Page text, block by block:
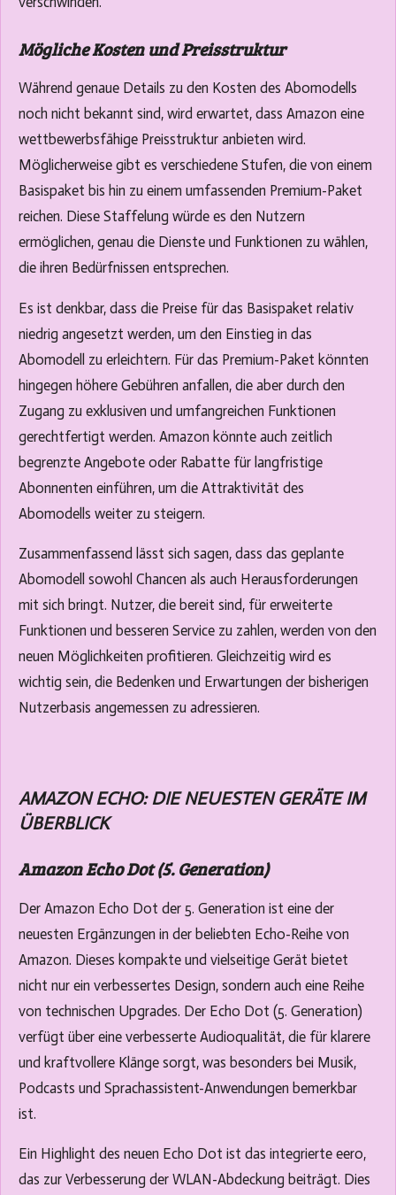
Mögliche Kosten und Preisstruktur
Während genaue Details zu den Kosten des Abomodells
noch nicht bekannt sind, wird erwartet, dass Amazon eine
wettbewerbsfähige Preisstruktur anbieten wird.
Möglicherweise gibt es verschiedene Stufen, die von einem
Basispaket bis hin zu einem umfassenden Premium-Paket
reichen. Diese Staffelung würde es den Nutzern
ermöglichen, genau die Dienste und Funktionen zu wählen,
die ihren Bedürfnissen entsprechen.
Es ist denkbar, dass die Preise für das Basispaket relativ
niedrig angesetzt werden, um den Einstieg in das
Abomodell zu erleichtern. Für das Premium-Paket könnten
hingegen höhere Gebühren anfallen, die aber durch den
Zugang zu exklusiven und umfangreichen Funktionen
gerechtfertigt werden. Amazon könnte auch zeitlich
begrenzte Angebote oder Rabatte für langfristige
Abonnenten einführen, um die Attraktivität des
Abomodells weiter zu steigern.
Zusammenfassend lässt sich sagen, dass das geplante
Abomodell sowohl Chancen als auch Herausforderungen
mit sich bringt. Nutzer, die bereit sind, für erweiterte
Funktionen und besseren Service zu zahlen, werden von den
neuen Möglichkeiten profitieren. Gleichzeitig wird es
wichtig sein, die Bedenken und Erwartungen der bisherigen
Nutzerbasis angemessen zu adressieren.
AMAZON ECHO: DIE NEUESTEN GERÄTE IM
ÜBERBLICK
Amazon Echo Dot (5. Generation)
Der Amazon Echo Dot der 5. Generation ist eine der
neuesten Ergänzungen in der beliebten Echo-Reihe von
Amazon. Dieses kompakte und vielseitige Gerät bietet
nicht nur ein verbessertes Design, sondern auch eine Reihe
von technischen Upgrades. Der Echo Dot (5. Generation)
verfügt über eine verbesserte Audioqualität, die für klarere
und kraftvollere Klänge sorgt, was besonders bei Musik,
Podcasts und Sprachassistent-Anwendungen bemerkbar
ist.
Ein Highlight des neuen Echo Dot ist das integrierte eero,
das zur Verbesserung der WLAN-Abdeckung beiträgt. Dies